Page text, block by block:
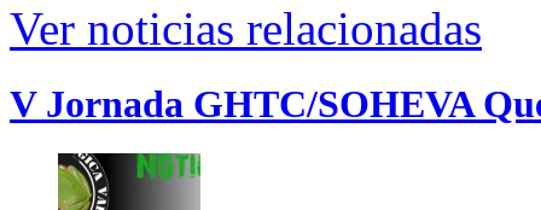
Ver noticias relacionadas
V Jornada GHTC/SOHEVA